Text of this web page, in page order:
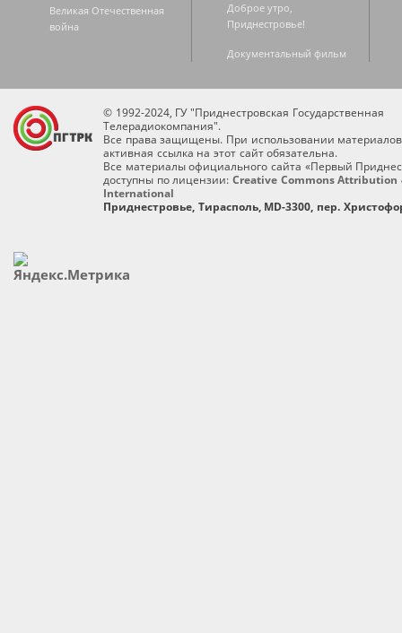
Великая Отечественная
война
Доброе утро,
Приднестровье!
Документальный фильм
© 1992-2024, ГУ "Приднестровская Государственная
Телерадиокомпания".
Все права защищены. При использовании
активная ссылка на этот сайт обязательна.
Все материалы официального сайта «Первый
доступны по лицензии: Creative Commons Attribution
International
Приднестровье, Тирасполь, MD-3300, пер.